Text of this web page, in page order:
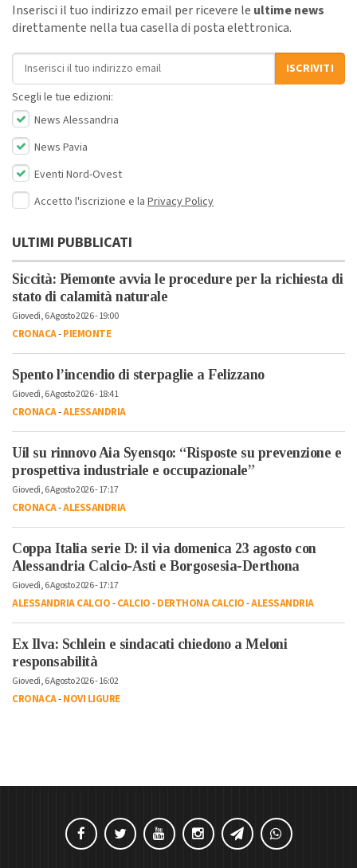
Inserisci il tuo indirizzo email per ricevere le ultime news
direttamente nella tua casella di posta elettronica.
Indirizzo email
ISCRIVITI
Scegli le tue edizioni:
News Alessandria
News Pavia
Eventi Nord-Ovest
Accetto l'iscrizione e la Privacy Policy
ULTIMI PUBBLICATI
Siccità: Piemonte avvia le procedure per la richiesta di
stato di calamità naturale
Giovedì, 6 Agosto 2026 - 19:00
CRONACA-PIEMONTE
Spento l’incendio di sterpaglie a Felizzano
Giovedì, 6 Agosto 2026 - 18:41
CRONACA-ALESSANDRIA
Uil su rinnovo Aia Syensqo: “Risposte su prevenzione e
prospettiva industriale e occupazionale”
Giovedì, 6 Agosto 2026 - 17:17
CRONACA-ALESSANDRIA
Coppa Italia serie D: il via domenica 23 agosto con
Alessandria Calcio-Asti e Borgosesia-Derthona
Giovedì, 6 Agosto 2026 - 17:17
ALESSANDRIA CALCIO-CALCIO-DERTHONA CALCIO-ALESSANDRIA
Ex Ilva: Schlein e sindacati chiedono a Meloni
responsabilità
Giovedì, 6 Agosto 2026 - 16:02
CRONACA-NOVI LIGURE